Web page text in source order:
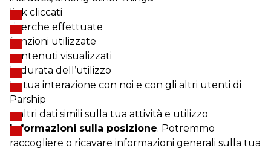
link cliccati
ricerche effettuate
funzioni utilizzate
contenuti visualizzati
la durata dell’utilizzo
La tua interazione con noi e con gli altri utenti di
Parship
e altri dati simili sulla tua attività e utilizzo
Informazioni sulla posizione. Potremmo
raccogliere o ricavare informazioni generali sulla tua